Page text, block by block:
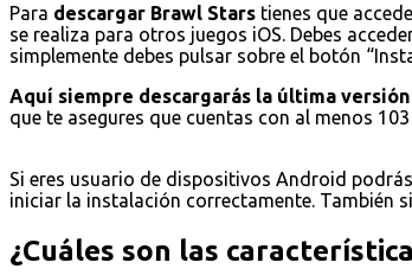
Para descargar Brawl Stars tienes que
se realiza para otros juegos iOS. Debes
simplemente debes pulsar sobre el botón
Aquí siempre descargarás la última
que te asegures que cuentas con al menos
Si eres usuario de dispositivos Android
iniciar la instalación correctamente. También
¿Cuáles son las